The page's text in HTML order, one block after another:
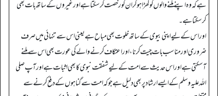
ہے کہ وہ اپنے ملنے والوں کو کھڑا ہو کر ان کو رخصت کرسکتا ہے اور غیروں کے ساتھ بات بھی
کرسکتا ہے۔
اور اس کے لیے اپنی بیوی کے ساتھ خلوت بھی مباح ہے یعنی اس سے تنہائی میں صرف
ضروری اور مناسب بات چیت کرنا، اور اعتکاف کرنے والے کی عورت بھی اس سے ملنے
آسکتی ہے اور اس حدیث سے امت کے لیے شفقت نبوی کا بھی اثبات ہے اور آپ صلی
اللہ علیہ وسلم کے ایسے ارشاد پر بھی دلیل ہے جو کہ امت سے گناہوں کے دفع کرنے سے